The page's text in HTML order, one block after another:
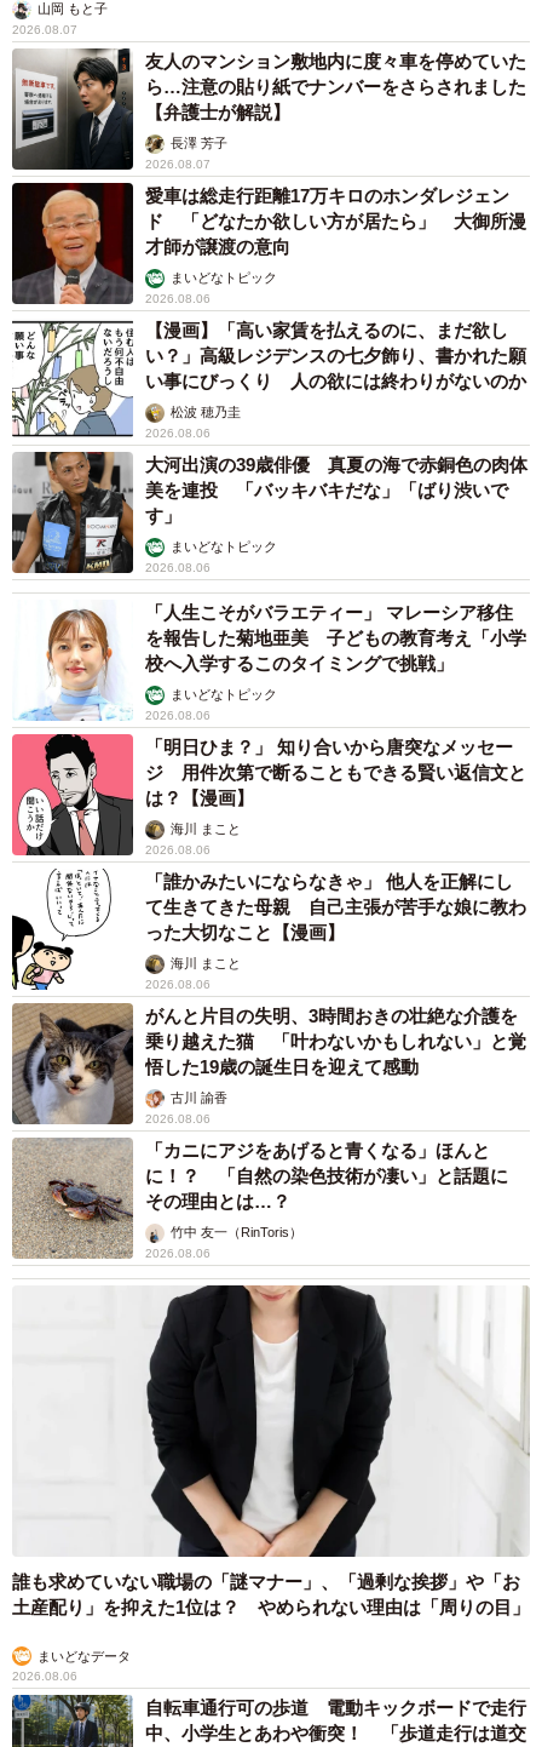
山岡 もと子
2026.08.07
友人のマンション敷地内に度々車を停めていた
ら…注意の貼り紙でナンバーをさらされました
【弁護士が解説】
長澤 芳子
2026.08.07
愛車は総走行距離17万キロのホンダレジェン
ド 「どなたか欲しい方が居たら」 大御所漫
才師が譲渡の意向
まいどなトピック
2026.08.06
【漫画】「高い家賃を払えるのに、まだ欲し
い？」高級レジデンスの七夕飾り、書かれた願
い事にびっくり 人の欲には終わりがないのか
松波 穂乃圭
2026.08.06
大河出演の39歳俳優 真夏の海で赤銅色の肉体
美を連投 「バッキバキだな」「ばり渋いで
す」
まいどなトピック
2026.08.06
「人生こそがバラエティー」 マレーシア移住
を報告した菊地亜美 子どもの教育考え「小学
校へ入学するこのタイミングで挑戦」
まいどなトピック
2026.08.06
「明日ひま？」 知り合いから唐突なメッセー
ジ 用件次第で断ることもできる賢い返信文と
は？【漫画】
海川 まこと
2026.08.06
「誰かみたいにならなきゃ」 他人を正解にし
て生きてきた母親 自己主張が苦手な娘に教わ
った大切なこと【漫画】
海川 まこと
2026.08.06
がんと片目の失明、3時間おきの壮絶な介護を
乗り越えた猫 「叶わないかもしれない」と覚
悟した19歳の誕生日を迎えて感動
古川 諭香
2026.08.06
「カニにアジをあげると青くなる」ほんと
に！？ 「自然の染色技術が凄い」と話題に
その理由とは…？
竹中 友一（RinToris）
2026.08.06
誰も求めていない職場の「謎マナー」、「過剰な挨拶」や「お
土産配り」を抑えた1位は？ やめられない理由は「周りの目」
まいどなデータ
2026.08.06
自転車通行可の歩道 電動キックボードで走行
中、小学生とあわや衝突！ 「歩道走行は道交